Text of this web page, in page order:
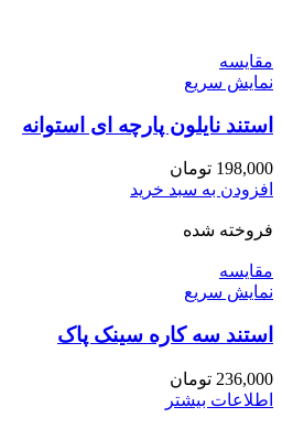
مقايسه
نمایش سریع
استند نایلون پارچه ای استوانه
198,000 تومان
افزودن به سبد خرید
فروخته شده
مقايسه
نمایش سریع
استند سه کاره سینک پاک
236,000 تومان
اطلاعات بیشتر